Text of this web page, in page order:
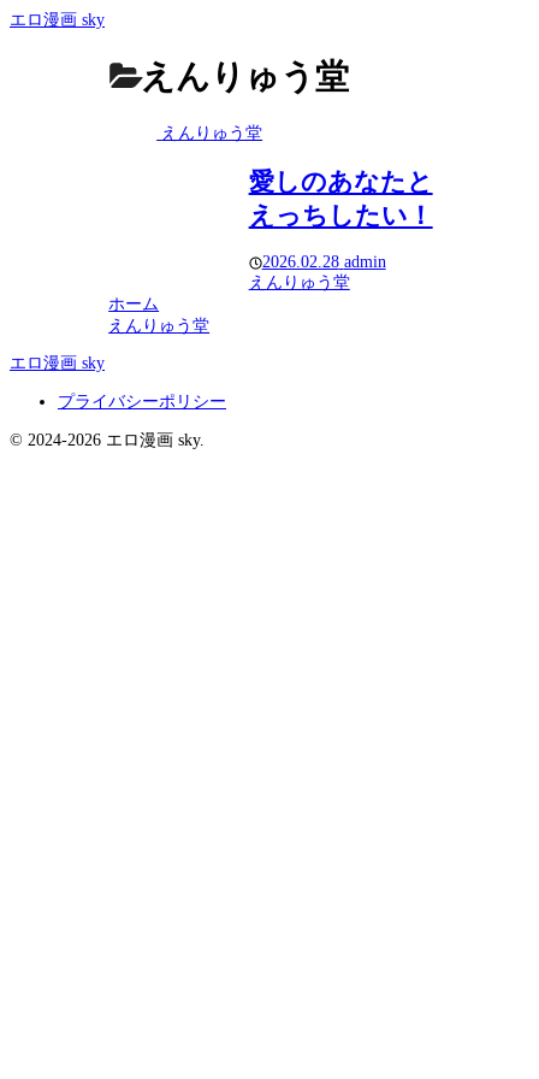
エロ漫画 sky
えんりゅう堂
えんりゅう堂
愛しのあなたと
えっちしたい！
2026.02.28 admin
えんりゅう堂
ホーム
えんりゅう堂
エロ漫画 sky
プライバシーポリシー
© 2024-2026 エロ漫画 sky.